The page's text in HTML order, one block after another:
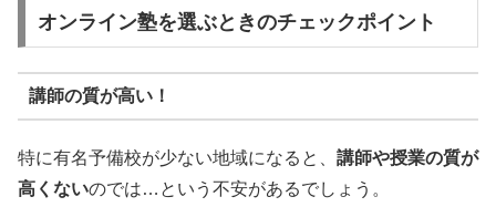
オンライン塾を選ぶときのチェックポイント
講師の質が高い！
特に有名予備校が少ない地域になると、 講師や授業の質が
高くないのでは…という不安があるでしょう。